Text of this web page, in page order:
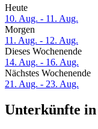
Heute
10. Aug. - 11. Aug.
Morgen
11. Aug. - 12. Aug.
Dieses Wochenende
14. Aug. - 16. Aug.
Nächstes Wochenende
21. Aug. - 23. Aug.
Unterkünfte